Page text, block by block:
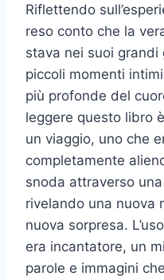
Riflettendo
reso conto che la
stava nei suoi
piccoli momenti
più profonde del
leggere questo libro
un viaggio, uno che
completamente
snoda attraverso
rivelando una nuova
nuova sorpresa.
era incantatore, un
parole e immagini